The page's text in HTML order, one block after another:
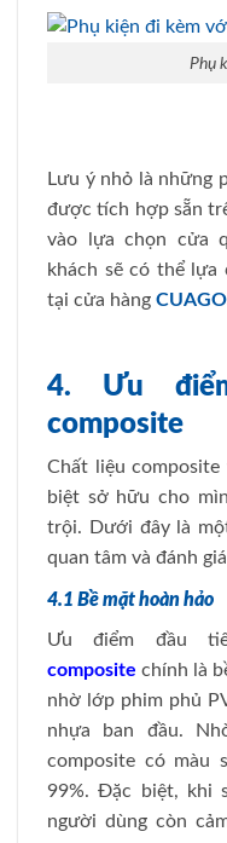
Phụ
Lưu ý nhỏ là những
được tích hợp sẵn
vào lựa chọn cửa
khách sẽ có thể lựa
tại cửa hàng
4. Ưu
composite
Chất liệu
biệt sở hữu cho
trội. Dưới đây là
quan tâm và đánh
4.1 Bề mặt hoàn hảo
Ưu điểm đầu
composite chính là
nhờ lớp phim phủ
nhựa ban đầu.
composite có màu
99%. Đặc biệt, khi
người dùng còn